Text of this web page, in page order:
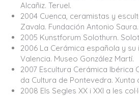
Alcañiz. Teruel.
2004 Cuenca, ceramistas y
Zavala. Fundación Antonio
2005 Kunstforum Solothurn.
2006 La Cerámica española y
Valencia. Museo González Martí.
2007 Escultura Cerámica Ibérica
da Cultura de Pontevedra. Xunta
2008 Els Segles XX i XXI a les